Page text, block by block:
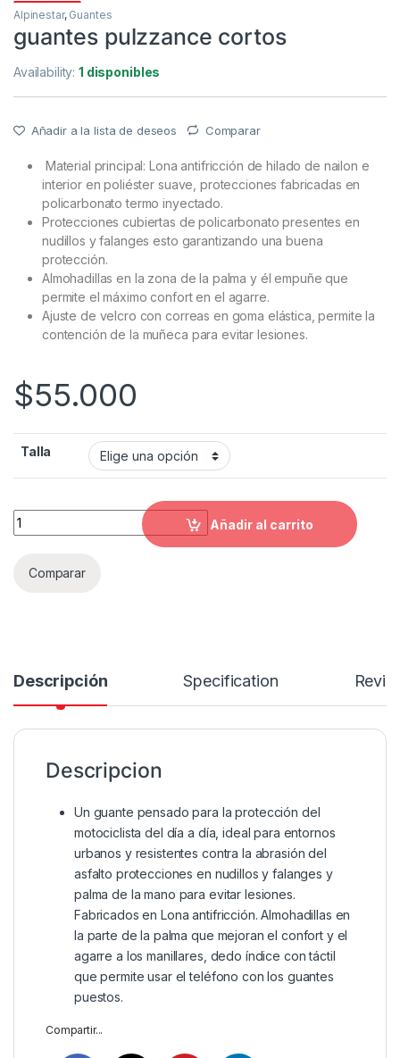
Alpinestar, Guantes
guantes pulzzance cortos
Availability:1 disponibles
Añadir a la lista de deseos Comparar
Material principal: Lona antifricción de hilado de nailon e
interior en poliéster suave, protecciones fabricadas en
policarbonato termo inyectado.
Protecciones cubiertas de policarbonato presentes en
nudillos y falanges esto garantizando una buena
protección.
Almohadillas en la zona de la palma y él empuñe que
permite el máximo confort en el agarre.
Ajuste de velcro con correas en goma elástica, permite la
contención de la muñeca para evitar lesiones.
$55.000
Talla
guantes pulzzance cortos quantity
Añadir al carrito
Comparar
Descripción Specification
Descripcion
Un guante pensado para la protección del
motociclista del día a día, ideal para entornos
urbanos y resistentes contra la abrasión del
asfalto protecciones en nudillos y falanges y
palma de la mano para evitar lesiones.
Fabricados en Lona antifricción. Almohadillas en
la parte de la palma que mejoran el confort y el
agarre a los manillares, dedo índice con táctil
que permite usar el teléfono con los guantes
puestos.
Compartir...